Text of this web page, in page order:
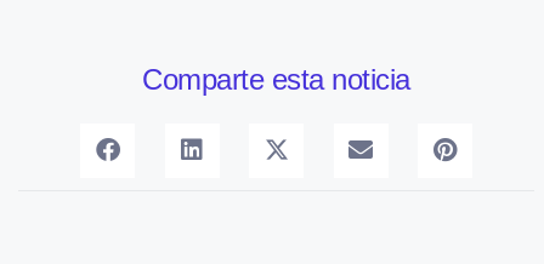
Comparte esta noticia